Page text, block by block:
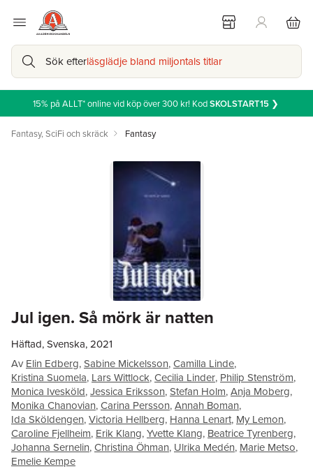
Sök efterläsglädje bland miljontals titlar
15% på ALLT* online vid köp över 300 kr! KodSKOLSTART15❯
Fantasy, SciFi och skräck Fantasy
Jul igen. Så mörk är natten
Häftad, Svenska, 2021
Av Elin Edberg,Sabine Mickelsson,Camilla Linde,
Kristina Suomela, Lars Wittlock,Cecilia Linder, Philip Stenström,
Monica Ivesköld,Jessica Eriksson,Stefan Holm,Anja Moberg,
Monika Chanovian,Carina Persson,Annah Boman,
Ida Sköldengen,Victoria Hellberg, Hanna Lenart, My Lemon,
Caroline Fjellheim, Erik Klang,Yvette Klang, Beatrice Tyrenberg,
Johanna Sernelin,Christina Öhman, Ulrika Medén, Marie Metso,
Emelie Kempe